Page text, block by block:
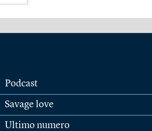
Podcast
Savage love
Ultimo numero